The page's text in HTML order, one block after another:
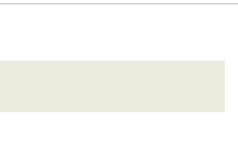
文化財
レジャー・スポーツ